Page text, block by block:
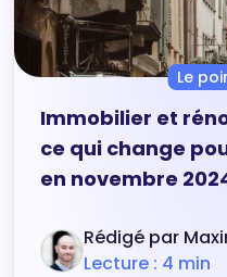
Le
Immobilier et
ce qui change
en novembre
Rédigé par
Lecture : 4 min